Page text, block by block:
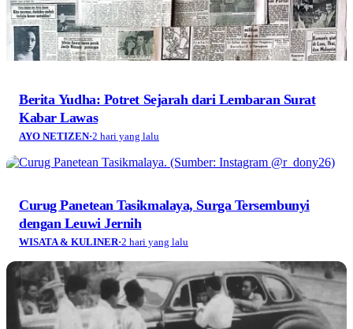
Berita Yudha: Potret Sejarah dari Lembaran Surat
Kabar Lawas
AYO NETIZEN·2 hari yang lalu
Curug Panetean Tasikmalaya, Surga Tersembunyi
dengan Leuwi Jernih
WISATA & KULINER·2 hari yang lalu